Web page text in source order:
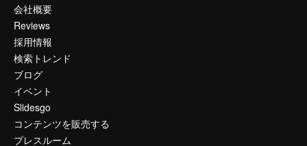
会社概要
Reviews
採用情報
検索トレンド
ブログ
イベント
Slidesgo
コンテンツを販売する
プレスルーム